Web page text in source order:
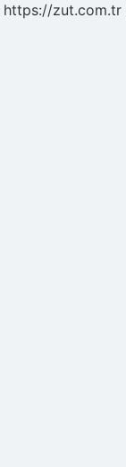
https://zut.com.tr